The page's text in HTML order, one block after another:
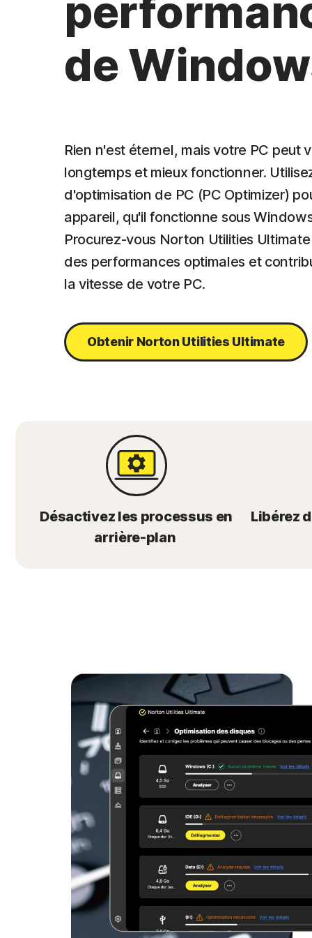
de
Rien n'est éternel, mais votre PC peut
longtemps et mieux fonctionner.
d'optimisation de PC (PC Optimizer)
appareil, qu'il fonctionne sous Windows
Procurez-vous Norton Utilities
des performances optimales et
la vitesse de votre PC.
Obtenir Norton Utilities Ultimate
Désactivez les processus en
arrière-plan
Libérez